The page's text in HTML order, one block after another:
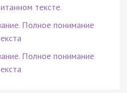
тексте.
Полное понимание
Полное понимание